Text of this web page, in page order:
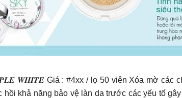
𝑾𝑯𝑰𝑻𝑬 Giá : #4xx / lọ 50 viên Xóa mờ các
khả năng bảo vệ làn da trước các yếu tố